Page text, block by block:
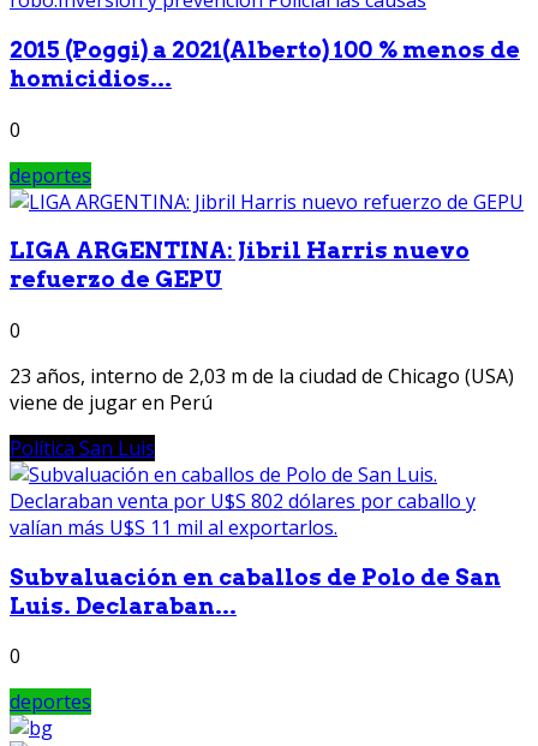
2015 (Poggi) a 2021(Alberto) 100 % menos de
homicidios...
0
deportes
LIGA ARGENTINA: Jibril Harris nuevo
refuerzo de GEPU
0
23 años, interno de 2,03 m de la ciudad de Chicago (USA)
viene de jugar en Perú
Política San Luis
Subvaluación en caballos de Polo de San
Luis. Declaraban...
0
deportes